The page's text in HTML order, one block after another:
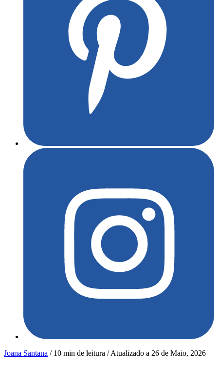
Joana Santana / 10 min de leitura /Atualizado a 26 de Maio, 2026